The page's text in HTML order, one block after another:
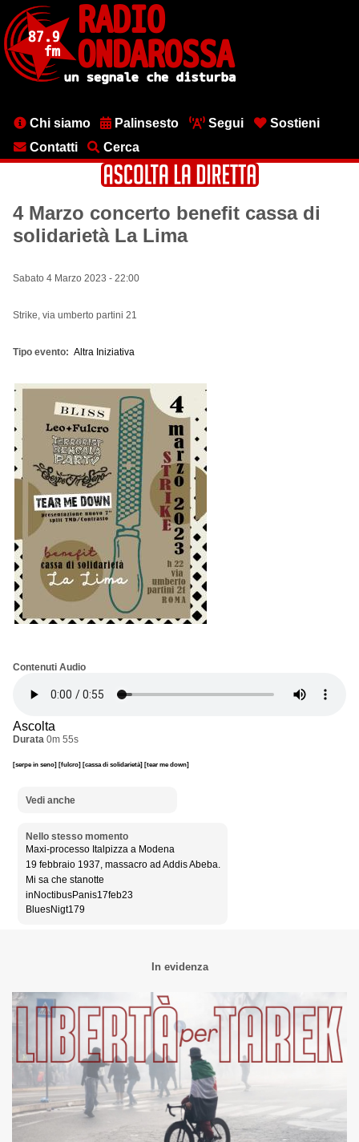
contenuto
principale
MenuChi siamo Palinsesto Segui
Sostieni
Contatti
Cerca
4 Marzo concerto benefit cassa di
solidarietà La Lima
Sabato 4 Marzo 2023 - 22:00
Strike, via umberto partini 21
Tipo evento Altra Iniziativa
Contenuti Audio
Ascolta
Durata 0m 55s
[serpe in seno] [fulcro] [cassa di solidarietà] [tear me down]
Vedi anche
Nello stesso momento
Maxi-processo Italpizza a Modena
19 febbraio 1937, massacro ad Addis Abeba.
Mi sa che stanotte
inNoctibusPanis17feb23
BluesNigt179
In evidenza